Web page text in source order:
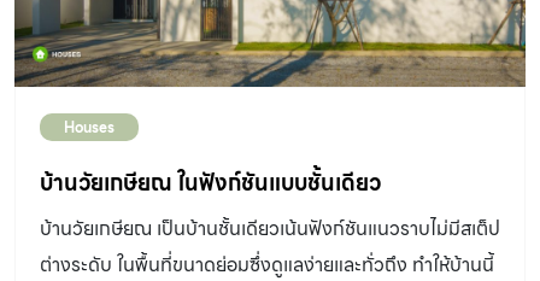
Houses
บ้านวัยเกษียณ ในฟังก์ชันแบบชั้นเดียว
บ้านวัยเกษียณ เป็นบ้านชั้นเดียวเน้นฟังก์ชันแนวราบไม่มีสเต็ป
ต่างระดับ ในพื้นที่ขนาดย่อมซึ่งดูแลง่ายและทั่วถึง ทำให้บ้านนี้